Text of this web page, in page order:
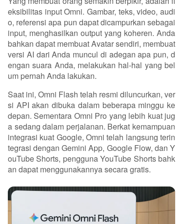
eksibilitas input Omni. Gambar, teks, video, audi
o, referensi apa pun dapat dicampurkan sebagai
input, menghasilkan output yang koheren. Anda
bahkan dapat membuat Avatar sendiri, membuat
versi AI dari Anda muncul di adegan apa pun, d
engan suara Anda, melakukan hal-hal yang bel
um pernah Anda lakukan.
Saat ini, Omni Flash telah resmi diluncurkan, ver
si API akan dibuka dalam beberapa minggu ke
depan. Sementara Omni Pro yang lebih kuat jug
a sedang dalam perjalanan. Berkat kemampuan
integrasi kuat Google, Omni telah langsung terin
tegrasi dengan Gemini App, Google Flow, dan Y
ouTube Shorts, pengguna YouTube Shorts bahk
an dapat menggunakannya secara gratis.